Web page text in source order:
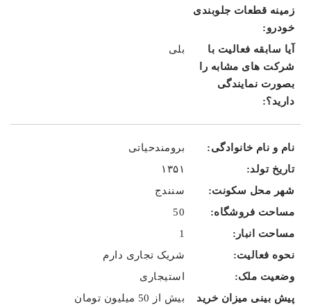
بلی
برومندحیاتی
۱۳۵۱
سنندج
50
1
شریک تجاری دارم
استیجاری
بیش از 50 میلیون تومان